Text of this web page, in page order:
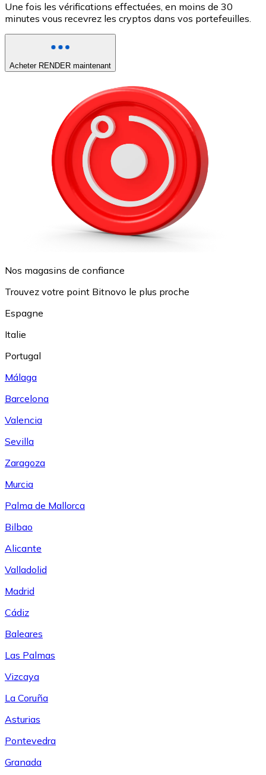
Une fois les vérifications effectuées, en moins de 30
minutes vous recevrez les cryptos dans vos portefeuilles.
Acheter RENDER maintenant
Nos magasins de confiance
Trouvez votre point Bitnovo le plus proche
Espagne
Italie
Portugal
Málaga
Barcelona
Valencia
Sevilla
Zaragoza
Murcia
Palma de Mallorca
Bilbao
Alicante
Valladolid
Madrid
Cádiz
Baleares
Las Palmas
Vizcaya
La Coruña
Asturias
Pontevedra
Granada